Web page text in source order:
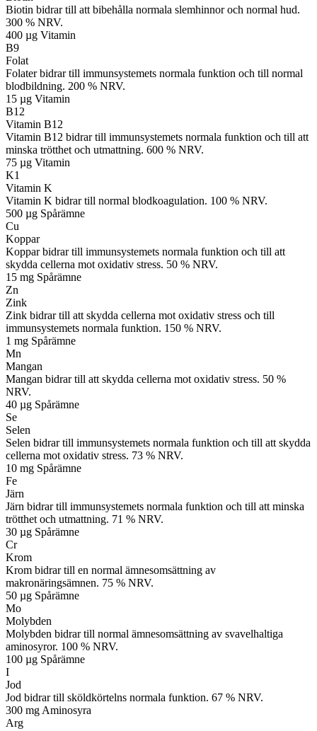
Biotin bidrar till att bibehålla normala slemhinnor och normal hud.
300 % NRV.
400 µg Vitamin
B9
Folat
Folater bidrar till immunsystemets normala funktion och till normal
blodbildning. 200 % NRV.
15 µg Vitamin
B12
Vitamin B12
Vitamin B12 bidrar till immunsystemets normala funktion och till att
minska trötthet och utmattning. 600 % NRV.
75 µg Vitamin
K1
Vitamin K
Vitamin K bidrar till normal blodkoagulation. 100 % NRV.
500 µg Spårämne
Cu
Koppar
Koppar bidrar till immunsystemets normala funktion och till att
skydda cellerna mot oxidativ stress. 50 % NRV.
15 mg Spårämne
Zn
Zink
Zink bidrar till att skydda cellerna mot oxidativ stress och till
immunsystemets normala funktion. 150 % NRV.
1 mg Spårämne
Mn
Mangan
Mangan bidrar till att skydda cellerna mot oxidativ stress. 50 %
NRV.
40 µg Spårämne
Se
Selen
Selen bidrar till immunsystemets normala funktion och till att skydda
cellerna mot oxidativ stress. 73 % NRV.
10 mg Spårämne
Fe
Järn
Järn bidrar till immunsystemets normala funktion och till att minska
trötthet och utmattning. 71 % NRV.
30 µg Spårämne
Cr
Krom
Krom bidrar till en normal ämnesomsättning av
makronäringsämnen. 75 % NRV.
50 µg Spårämne
Mo
Molybden
Molybden bidrar till normal ämnesomsättning av svavelhaltiga
aminosyror. 100 % NRV.
100 µg Spårämne
I
Jod
Jod bidrar till sköldkörtelns normala funktion. 67 % NRV.
300 mg Aminosyra
Arg